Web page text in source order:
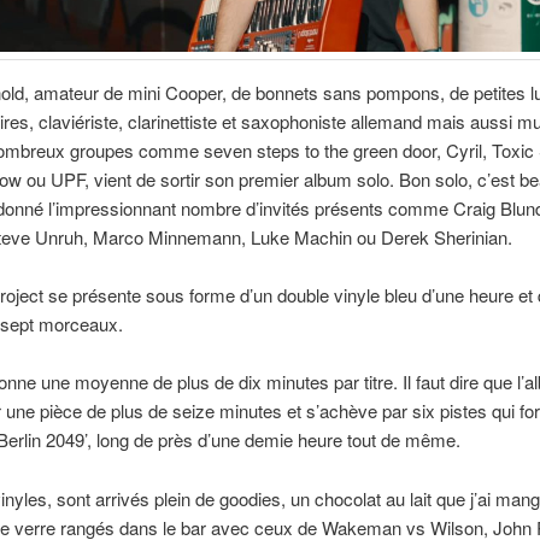
amateur de mini Cooper, de bonnets sans pompons, de petites
claviériste, clarinettiste et saxophoniste allemand mais aussi
groupes comme seven steps to the green door, Cyril, Toxic
ou UPF, vient de sortir son premier album solo. Bon solo, c’est
l’impressionnant nombre d’invités présents comme Craig
Unruh, Marco Minnemann, Luke Machin ou Derek Sherinian.
se présente sous forme d’un double vinyle bleu d’une heure et
morceaux.
une moyenne de plus de dix minutes par titre. Il faut dire que
une pièce de plus de seize minutes et s’achève par six pistes qui
2049’, long de près d’une demie heure tout de même.
sont arrivés plein de goodies, un chocolat au lait que j’ai
verre rangés dans le bar avec ceux de Wakeman vs Wilson, John